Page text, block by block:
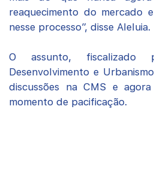
reaquecimento do mercado
nesse processo”, disse Aleluia.
O assunto, fiscalizado
Desenvolvimento e
discussões na CMS e
momento de pacificação.